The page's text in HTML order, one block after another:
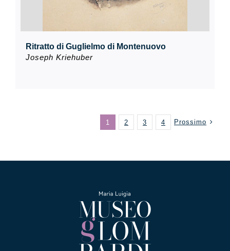
Ritratto di Guglielmo di Montenuovo
Joseph Kriehuber
1 2 3 4 Prossimo